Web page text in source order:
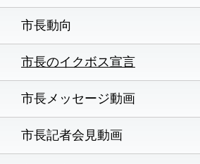
市長動向
市長のイクボス宣言
市長メッセージ動画
市長記者会見動画